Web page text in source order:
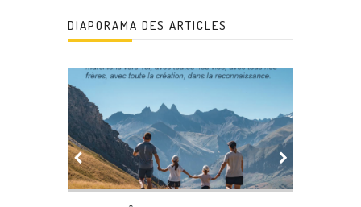
DIAPORAMA DES ARTICLES